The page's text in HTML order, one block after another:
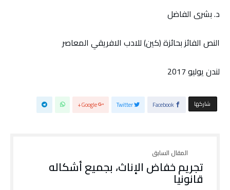
د. بشرى الفاضل
النص الفائز بحائزة (كين) للادب الافريقي المعاصر
لندن يوليو 2017
‫‫ شاركها‬ Facebook
Twitter
Google+
تجريم خفاض الإناث، بجميع أشكاله
قانونيا